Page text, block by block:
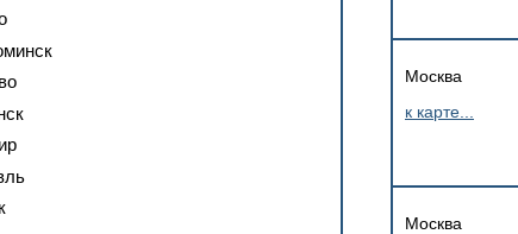
Москва
к карте...
Москва